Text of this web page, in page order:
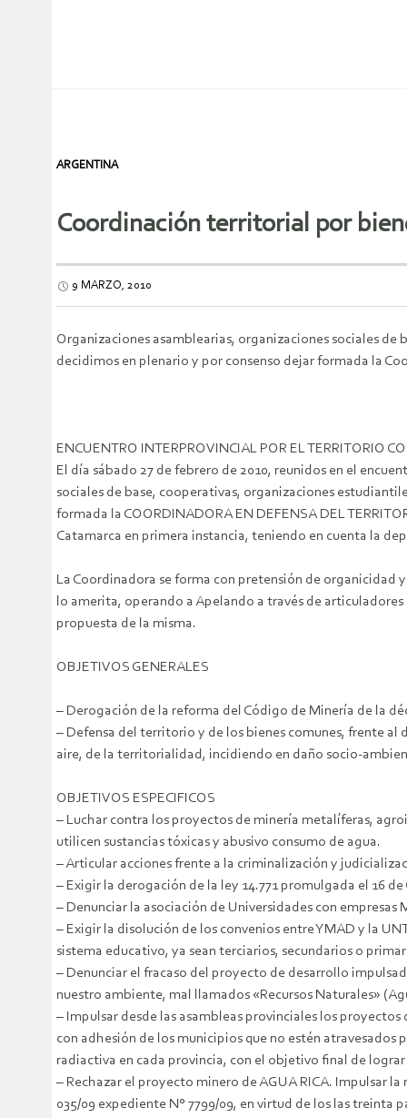
ARGENTINA
Coordinación territorial por
9 MARZO, 2010
Organizaciones asamblearias, organizaciones sociales
decidimos en plenario y por consenso dejar formada la
ENCUENTRO INTERPROVINCIAL POR EL TERRITORIO
El día sábado 27 de febrero de 2010, reunidos en el
sociales de base, cooperativas, organizaciones
formada la COORDINADORA EN DEFENSA DEL
Catamarca en primera instancia, teniendo en cuenta la
La Coordinadora se forma con pretensión de organicidad
lo amerita, operando a Apelando a través de
propuesta de la misma.
OBJETIVOS GENERALES
– Derogación de la reforma del Código de Minería de la
– Defensa del territorio y de los bienes comunes, frente
aire, de la territorialidad, incidiendo en daño socio-
OBJETIVOS ESPECIFICOS
– Luchar contra los proyectos de minería metalíferas,
utilicen sustancias tóxicas y abusivo consumo de agua.
– Articular acciones frente a la criminalización y
– Exigir la derogación de la ley 14.771 promulgada el 16
– Denunciar la asociación de Universidades con
– Exigir la disolución de los convenios entre YMAD y la
sistema educativo, ya sean terciarios, secundarios o
– Denunciar el fracaso del proyecto de desarrollo
nuestro ambiente, mal llamados «Recursos Naturales»
– Impulsar desde las asambleas provinciales los
con adhesión de los municipios que no estén
radiactiva en cada provincia, con el objetivo final de
– Rechazar el proyecto minero de AGUA RICA. Impulsar
035/09 expediente N° 7799/09, en virtud de los las